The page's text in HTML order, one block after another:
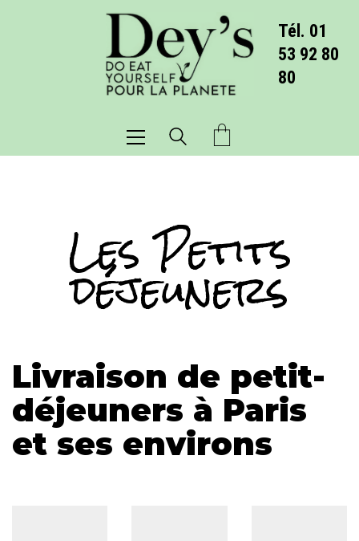
Tél. 01
53 92 80
80
Les Petits
déjeuners
Livraison de petit-
déjeuners à Paris
et ses environs